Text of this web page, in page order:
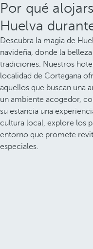
Por qué
Huelva
Descubra la magia de
navideña, donde la
tradiciones. Nuestros
localidad de Cortegana
aquellos que buscan una
un ambiente acogedor,
su estancia una
cultura local, explore los
entorno que promete
especiales.